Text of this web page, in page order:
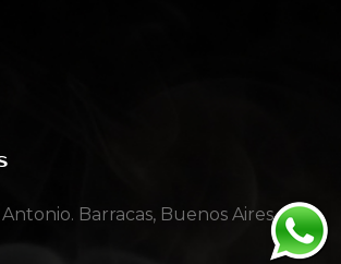
Barracas, Buenos Aires